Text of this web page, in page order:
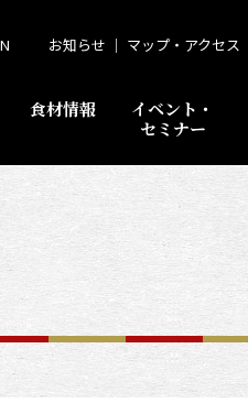
食材情報
イベント・
セミナー
お知らせ ｜ マップ・アクセス